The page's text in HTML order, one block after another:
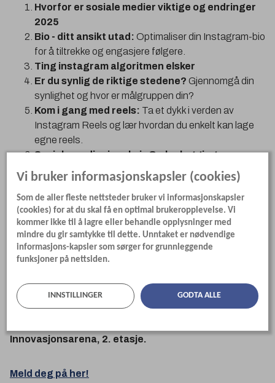
Hvorfor er sosiale medier viktige og endringer
2025
Bio - ditt ansikt utad: Optimaliser din Instagram-bio
for å tiltrekke og engasjere følgere.
Ting instagram algoritmen elsker
Er du synlig de riktige stedene? Gjennomgå din
synlighet og hvor er målgruppen din?
Kom i gang med reels: Ta et dykk i verden av
Instagram Reels og lær hvordan du enkelt kan lage
egne reels.
Sosiale medier i praksis & planlegging:
prioriteringer, frekvens og innholdsplan
Praktisk informasjon
Dato: Fredag 28. februar Kl. 10-14
og lunsj.
Innovasjonsarena, 2. etasje.
Meld deg på her!
Vi bruker informasjonskapsler (cookies)
Som de aller fleste nettsteder bruker vi informasjonskapsler
(cookies) for at du skal få en optimal brukeropplevelse. Vi
kommer ikke til å lagre eller behandle opplysninger med
mindre du gir samtykke til dette. Unntaket er nødvendige
informasjons-kapsler som sørger for grunnleggende
funksjoner på nettsiden.
INNSTILLINGER GODTA ALLE